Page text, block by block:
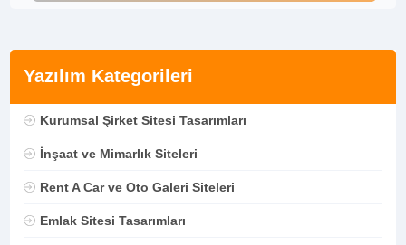
Yazılım Kategorileri
Kurumsal Şirket Sitesi Tasarımları
İnşaat ve Mimarlık Siteleri
Rent A Car ve Oto Galeri Siteleri
Emlak Sitesi Tasarımları